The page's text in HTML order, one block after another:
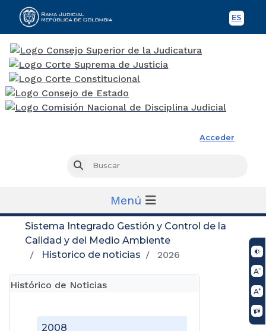
ES
Acceder
Buscar
Menú
Sistema Integrado Gestión y Control de la
Calidad y del Medio Ambiente
Historico de noticias
2026
Histórico de Noticias
2008